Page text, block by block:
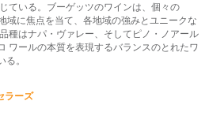
ている。ブーゲッツのワインは、個々の
域に焦点を当て、各地域の強みとユニークな
種はナパ・ヴァレー、そしてピノ・ノアール
ワールの本質を表現するバランスのとれたワ
。
ラーズ